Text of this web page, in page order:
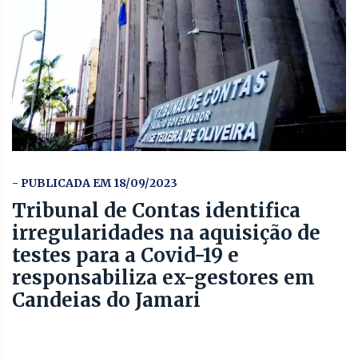
- PUBLICADA EM 18/09/2023
Tribunal de Contas identifica
irregularidades na aquisição de
testes para a Covid-19 e
responsabiliza ex-gestores em
Candeias do Jamari